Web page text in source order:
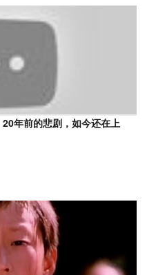
20年前的悲剧，如今还在上